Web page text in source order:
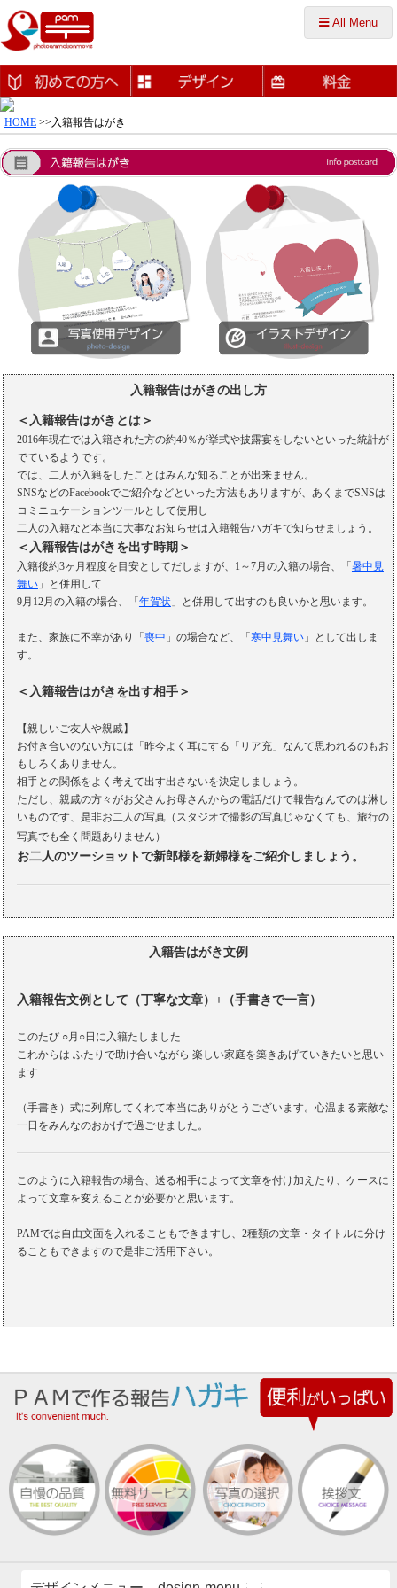
All Menu
HOME >>入籍報告はがき
入籍報告はがきの出し方
＜入籍報告はがきとは＞
2016年現在では入籍された方の約40％が挙式や披露宴をしないといった統計が
でているようです。
では、二人が入籍をしたことはみんな知ることが出来ません。
SNSなどのFacebookでご紹介などといった方法もありますが、あくまでSNSは
コミニュケーションツールとして使用し
二人の入籍など本当に大事なお知らせは入籍報告ハガキで知らせましょう。
＜入籍報告はがきを出す時期＞
入籍後約3ヶ月程度を目安としてだしますが、1～7月の入籍の場合、「暑中見
舞い」と併用して
9月12月の入籍の場合、「年賀状」と併用して出すのも良いかと思います。
また、家族に不幸があり「喪中 」の場合など、「寒中見舞い」として出しま
す。
＜入籍報告はがきを出す相手＞
【親しいご友人や親戚】
お付き合いのない方には「昨今よく耳にする「リア充」なんて思われるのもお
もしろくありません。
相手との関係をよく考えて出す出さないを決定しましょう。
ただし、親戚の方々がお父さんお母さんからの電話だけで報告なんてのは淋し
いものです、是非お二人の写真（スタジオで撮影の写真じゃなくても、旅行の
写真でも全く問題ありません）
お二人のツーショットで新郎様を新婦様をご紹介しましょう。
入籍告はがき文例
入籍報告文例として（丁寧な文章）+（手書きで一言）
このたび ○月○日に入籍たしました
これからは ふたりで助け合いながら 楽しい家庭を築きあげていきたいと思い
ます
（手書き）式に列席してくれて本当にありがとうございます。心温まる素敵な
一日をみんなのおかげで過ごせました。
このように入籍報告の場合、送る相手によって文章を付け加えたり、ケースに
よって文章を変えることが必要かと思います。
PAMでは自由文面を入れることもできますし、2種類の文章・タイトルに分け
ることもできますので是非ご活用下さい。